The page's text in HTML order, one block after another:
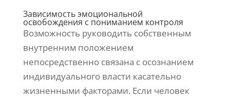
Зависимость эмоциональной
освобождения с пониманием контроля
Возможность руководить собственным
внутренним положением
непосредственно связана с осознанием
индивидуального власти касательно
жизненными факторами. Если человек